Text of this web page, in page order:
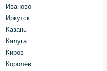
перекачайте фреон
После полной
пометив их для
Иваново
Иркутск
Казань
Калуга
Киров
Королёв